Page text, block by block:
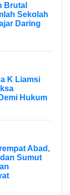
Brutal
Sekolah
Daring
K Liamsi
Hukum
Abad,
Sumut